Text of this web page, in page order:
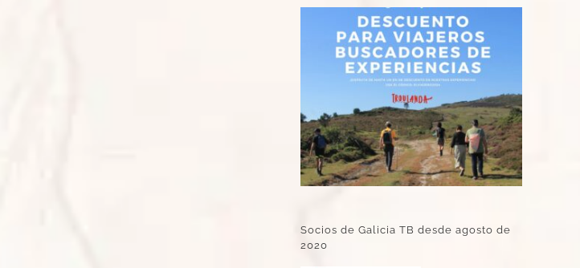
Socios de Galicia TB desde agosto de
2020